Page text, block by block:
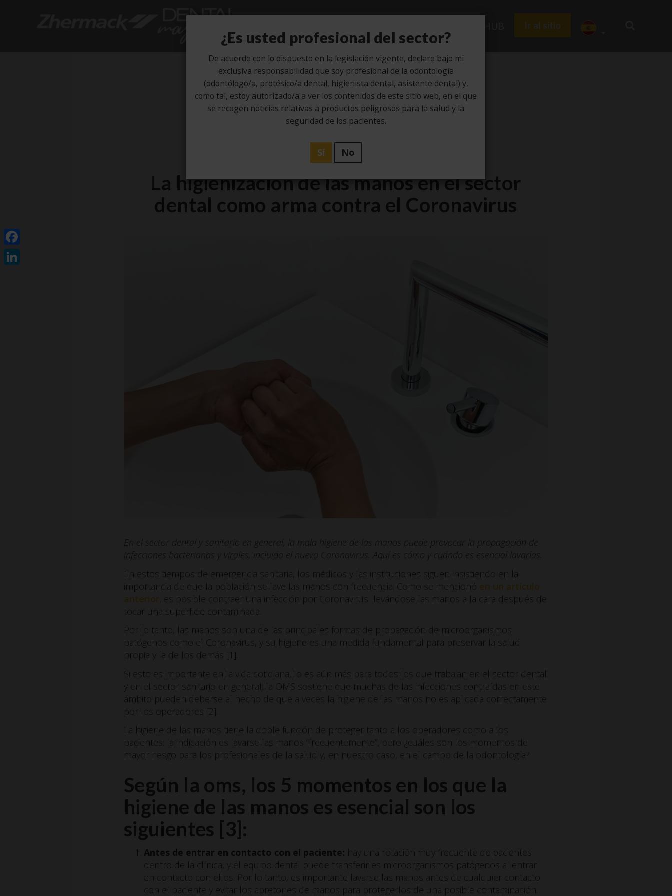
Ir al sitio
21
Abr
Higiene
La higienización de las manos en el sector
dental como arma contra el Coronavirus
En el sector dental y sanitario en general, la mala higiene de las manos puede provocar la propagación de
infecciones bacterianas y virales, incluido el nuevo Coronavirus.
Aquí es cómo y cuándo es esencial lavarlas.
En estos tiempos de emergencia sanitaria, los médicos y las instituciones siguen insistiendo en la
importancia de que la población se lave las manos con frecuencia. Como se mencionó en un artículo
anterior, es posible contraer una infección por Coronavirus llevándose las manos a la cara después de
tocar una superficie contaminada.
Por lo tanto, las manos son una de las principales formas de propagación de microorganismos
patógenos como el Coronavirus, y su higiene es una medida fundamental para preservar la salud
propia y la de los demás [1].
Si esto es importante en la vida cotidiana, lo es aún más para todos los que trabajan en el sector dental
y en el sector sanitario en general: la OMS sostiene que muchas de las infecciones contraídas en este
ámbito pueden deberse al hecho de que a veces la higiene de las manos no es aplicada correctamente
por los operadores [2].
La higiene de las manos tiene la doble función de proteger tanto a los operadores como a los
pacientes: la indicación es lavarse las manos “frecuentemente”, pero ¿cuáles son los momentos de
mayor riesgo para los profesionales de la salud y, en nuestro caso, en el campo de la odontología?
Según la oms, los 5 momentos en los que la
higiene de las manos es esencial son los
siguientes [3]:
Antes de entrar en contacto con el paciente: hay una rotación muy frecuente de pacientes
dentro de la clínica, y el equipo dental puede transferirles microorganismos patógenos al entrar
en contacto con ellos. Por lo tanto, es importante lavarse las manos antes de cualquier contacto
con el paciente y evitar los apretones de manos para protegerlos de una posible contaminación.
Facebook
¿Es usted profesional del sector?
De acuerdo con lo dispuesto en la legislación vigente, declaro bajo mi
exclusiva responsabilidad que soy profesional de la odontología
(odontólogo/a, protésico/a dental, higienista dental, asistente dental) y,
como tal, estoy autorizado/a a ver los contenidos de este sitio web, en el que
se recogen noticias relativas a productos peligrosos para la salud y la
seguridad de los pacientes.
Sí No